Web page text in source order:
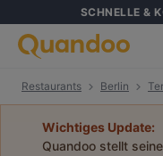
SCHNELLE &
Restaurants Berlin
Wichtiges Update:
Quandoo stellt